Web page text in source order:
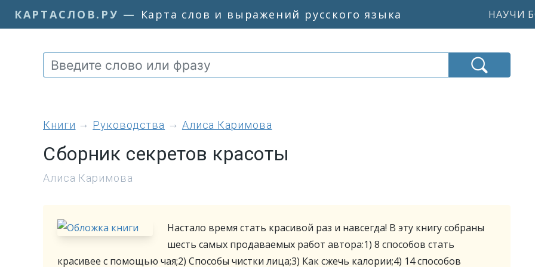
КАРТАСЛОВ.РУ — Карта слов и выражений русского языка НАУЧИ
книги Руководства Алиса Каримова
Сборник секретов красоты
Алиса Каримова
Настало время стать красивой раз и навсегда! В эту книгу собраны
шесть самых продаваемых работ автора:1) 8 способов стать
красивее с помощью чая;2) Способы чистки лица;3) Как сжечь калории;4) 14 способов